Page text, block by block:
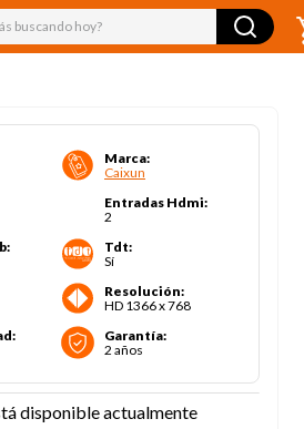
buscando hoy?
Marca:
Caixun
Entradas Hdmi:
2
:
Tdt:
Sí
Resolución:
HD 1366 x 768
:
Garantía:
2 años
disponible actualmente